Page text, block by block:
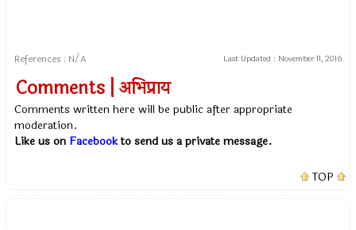
References : N/A Last Updated : November 11, 2016
Comments | अभिप्राय
Comments written here will be public after appropriate
moderation.
Like us on Facebookto send us a private message.
TOP